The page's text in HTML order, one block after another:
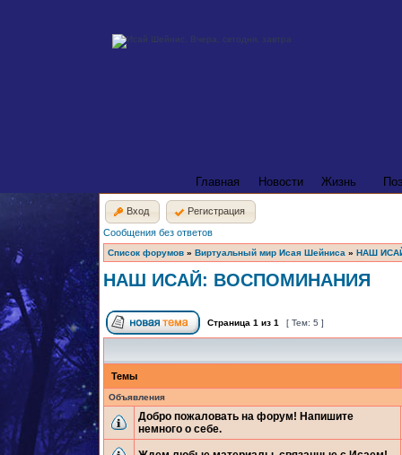
Главная Новости Жизнь
Вход
Регистрация
Сообщения без ответов
Список форумов » Виртуальный мир Исая Шейниса » НАШ
НАШ ИСАЙ: ВОСПОМИНАНИЯ
Страница 1 из 1 [ Тем: 5 ]
Темы
Объявления
Добро пожаловать на форум! Напишите
немного о себе.